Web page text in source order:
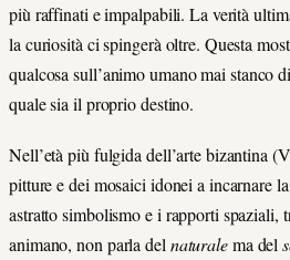
più raffinati e impalpabili. La verità
la curiosità ci spingerà oltre. Questa
qualcosa sull’animo umano mai stanco
quale sia il proprio destino.
Nell’età più fulgida dell’arte bizantina
pitture e dei mosaici idonei a incarnare
astratto simbolismo e i rapporti spaziali,
animano, non parla del naturalema del